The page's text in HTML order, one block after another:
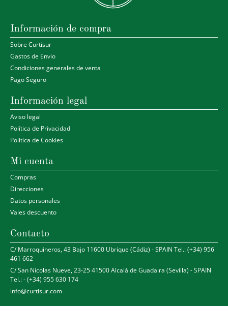
Información de compra
Sobre Curtisur
Gastos de Envio
Condiciones generales de venta
Pago Seguro
Información legal
Aviso legal
Política de Privacidad
Política de Cookies
Mi cuenta
Compras
Direcciones
Datos personales
Vales descuento
Contacto
C/ Marroquineros, 43 Bajo 11600 Ubrique (Cádiz) - SPAIN Tel.: (+34) 956
461 662
C/ San Nicolas Nueve, 23-25 41500 Alcalá de Guadaira (Sevilla) - SPAIN
Tel.: - (+34) 955 630 174
info@curtisur.com